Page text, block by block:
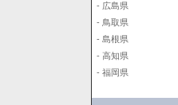
- 広島県
- 鳥取県
- 島根県
- 高知県
- 福岡県